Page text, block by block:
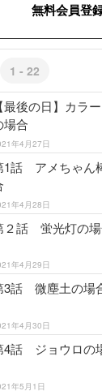
無料会員登
1 - 22
【最後の日】カラ
場合
年4月27日
1話 アメちゃん
年4月28日
２話 蛍光灯の
年4月29日
3話 微塵土の場
年4月30日
4話 ジョウロの
年5月1日